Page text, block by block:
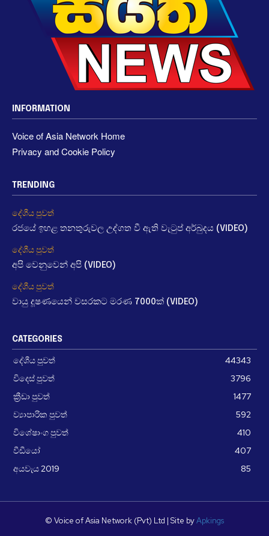
INFORMATION
Voice of Asia Network Home
Privacy and Cookie Policy
TRENDING
දේශීය පුවත්
රජයේ ඉහළ තනතුරුවල උද්ගත වී ඇති වැටුප් අර්බුදය (VIDEO)
දේශීය පුවත්
අපි වෙනුවෙන් අපි (VIDEO)
දේශීය පුවත්
වායු දූෂණයෙන් වසරකට මරණ 7000ක් (VIDEO)
CATEGORIES
දේශීය පුවත්
44343
විදෙස් පුවත්
3796
ක්‍රීඩා පුවත්
1477
ව්‍යාපාරික පුවත්
592
විශේෂාංග පුවත්
410
වීඩීයෝ
407
අයවැය 2019
85
© Voice of Asia Network (Pvt) Ltd | Site byApkings